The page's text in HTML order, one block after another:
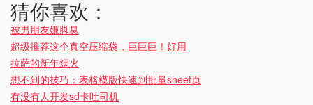
猜你喜欢：
被男朋友嫌脚臭
超级推荐这个真空压缩袋，巨巨巨！好用
拉萨的新年烟火
想不到的技巧：表格模版快速到批量sheet页
有没有人开发sd卡吐司机